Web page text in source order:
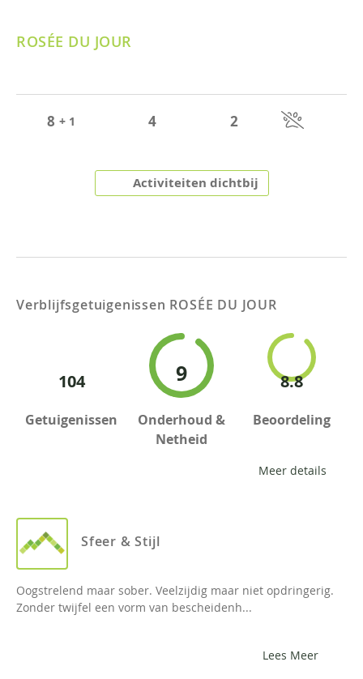
ROSÉE DU JOUR
8 + 1 4 2
Activiteiten dichtbij
Verblijfsgetuigenissen ROSÉE DU JOUR
104
Getuigenissen
9
Onderhoud &
Netheid
8.8
Beoordeling
Meer details
Sfeer & Stijl
Oogstrelend maar sober. Veelzijdig maar niet opdringerig.
Zonder twijfel een vorm van bescheidenh...
Lees Meer